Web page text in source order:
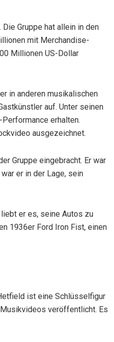
Gruppe hat allein in den
mit Merchandise-
Millionen US-Dollar
in anderen musikalischen
auf. Unter seinen
erhalten.
ausgezeichnet.
Gruppe eingebracht. Er war
er in der Lage, sein
er es, seine Autos zu
1936er Ford Iron Fist, einen
ist eine Schlüsselfigur
veröffentlicht. Es